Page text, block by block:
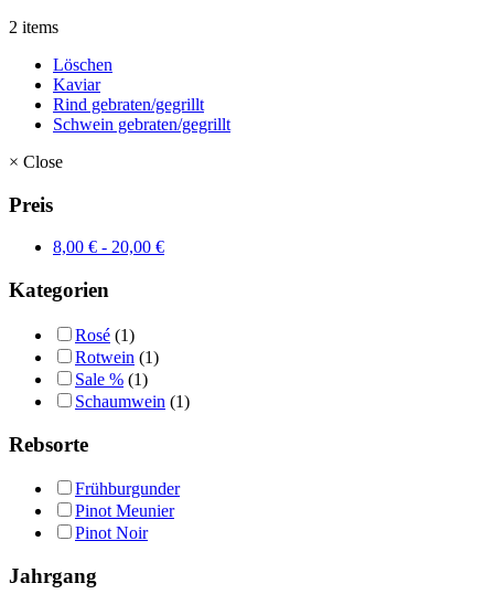
2 items
Löschen
Kaviar
Rind gebraten/gegrillt
Schwein gebraten/gegrillt
× Close
Preis
8,00 € - 20,00 €
Kategorien
Rosé (1)
Rotwein (1)
Sale % (1)
Schaumwein (1)
Rebsorte
Frühburgunder
Pinot Meunier
Pinot Noir
Jahrgang